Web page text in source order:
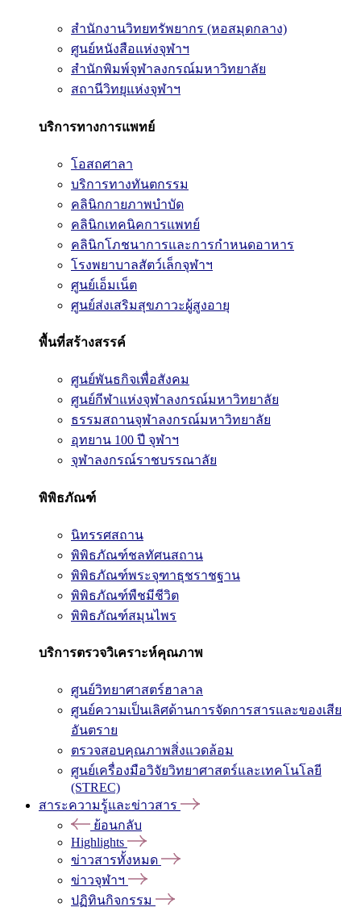
สำนักงานวิทยทรัพยากร (หอสมุดกลาง)
ศูนย์หนังสือแห่งจุฬาฯ
สำนักพิมพ์จุฬาลงกรณ์มหาวิทยาลัย
สถานีวิทยุแห่งจุฬาฯ
บริการทางการแพทย์
โอสถศาลา
บริการทางทันตกรรม
คลินิกกายภาพบำบัด
คลินิกเทคนิคการแพทย์
คลินิกโภชนาการและการกำหนดอาหาร
โรงพยาบาลสัตว์เล็กจุฬาฯ
ศูนย์เอ็มเน็ต
ศูนย์ส่งเสริมสุขภาวะผู้สูงอายุ
พื้นที่สร้างสรรค์
ศูนย์พันธกิจเพื่อสังคม
ศูนย์กีฬาแห่งจุฬาลงกรณ์มหาวิทยาลัย
ธรรมสถานจุฬาลงกรณ์มหาวิทยาลัย
อุทยาน 100 ปี จุฬาฯ
จุฬาลงกรณ์ราชบรรณาลัย
พิพิธภัณฑ์
นิทรรศสถาน
พิพิธภัณฑ์ชลทัศนสถาน
พิพิธภัณฑ์พระจุฑาธุชราชฐาน
พิพิธภัณฑ์พืชมีชีวิต
พิพิธภัณฑ์สมุนไพร
บริการตรวจวิเคราะห์คุณภาพ
ศูนย์วิทยาศาสตร์ฮาลาล
ศูนย์ความเป็นเลิศด้านการจัดการสารและของเสีย
อันตราย
ตรวจสอบคุณภาพสิ่งแวดล้อม
ศูนย์เครื่องมือวิจัยวิทยาศาสตร์และเทคโนโลยี
(STREC)
สาระความรู้และข่าวสาร
ย้อนกลับ
Highlights
ข่าวสารทั้งหมด
ข่าวจุฬาฯ
ปฏิทินกิจกรรม